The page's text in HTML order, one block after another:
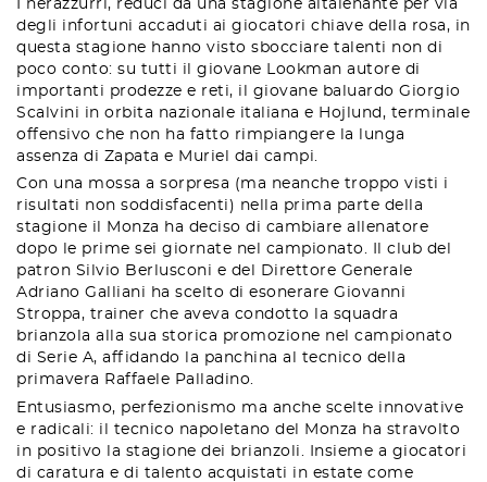
I nerazzurri, reduci da una stagione altalenante per via
degli infortuni accaduti ai giocatori chiave della rosa, in
questa stagione hanno visto sbocciare talenti non di
poco conto: su tutti il giovane Lookman autore di
importanti prodezze e reti, il giovane baluardo Giorgio
Scalvini in orbita nazionale italiana e Hojlund, terminale
offensivo che non ha fatto rimpiangere la lunga
assenza di Zapata e Muriel dai campi.
Con una mossa a sorpresa (ma neanche troppo visti i
risultati non soddisfacenti) nella prima parte della
stagione il Monza ha deciso di cambiare allenatore
dopo le prime sei giornate nel campionato. Il club del
patron Silvio Berlusconi e del Direttore Generale
Adriano Galliani ha scelto di esonerare Giovanni
Stroppa, trainer che aveva condotto la squadra
brianzola alla sua storica promozione nel campionato
di Serie A, affidando la panchina al tecnico della
primavera Raffaele Palladino.
Entusiasmo, perfezionismo ma anche scelte innovative
e radicali: il tecnico napoletano del Monza ha stravolto
in positivo la stagione dei brianzoli. Insieme a giocatori
di caratura e di talento acquistati in estate come